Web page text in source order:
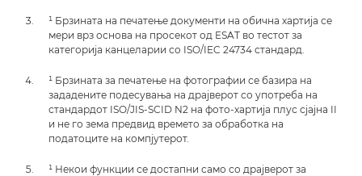
¹ Брзината на печатење документи на обична хартија се
мери врз основа на просекот од ESAT во тестот за
категорија канцеларии со ISO/IEC 24734 стандард.
¹ Брзината за печатење на фотографии се базира на
зададените подесувања на драјверот со употреба на
стандардот ISO/JIS-SCID N2 на фото-хартија плус сјајна II
и не го зема предвид времето за обработка на
податоците на компјутерот.
¹ Некои функции се достапни само со драјверот за